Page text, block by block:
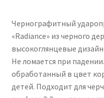
составляла
85,00₽.
Чернографитный
«Radiance» из черного
высокоглянцевые
Не ломается при
обработанный в цвет
детей. Подходит для